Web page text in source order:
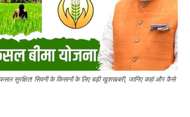
सुरक्षित! सिवनी के किसानों के लिए बड़ी खुशखबरी, जानिए कहां और कैसे